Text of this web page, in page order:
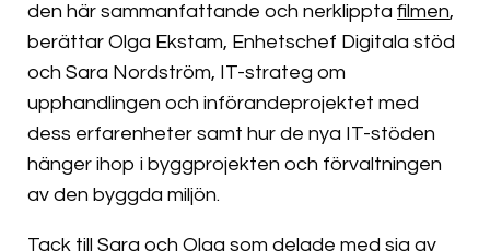
den här sammanfattande och nerklippta filmen,
berättar Olga Ekstam, Enhetschef Digitala stöd
och Sara Nordström, IT-strateg om
upphandlingen och införandeprojektet med
dess erfarenheter samt hur de nya IT-stöden
hänger ihop i byggprojekten och förvaltningen
av den byggda miljön.
Tack till Sara och Olga som delade med sig av